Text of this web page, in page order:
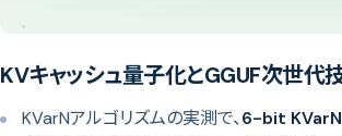
KVキャッシュ量子化とGGUF次世代
KVarNアルゴリズムの実測で、6-bit